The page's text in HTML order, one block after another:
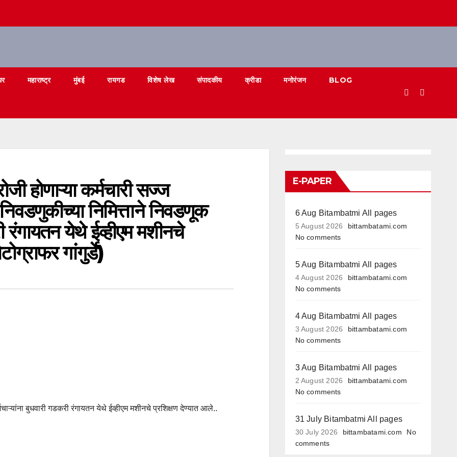
महाराष्ट्र मुंबई रायगड विशेष लेख संपादकीय क्रीडा मनोरंजन BLOG
होणाऱ्या कर्मचारी सज्ज
निमित्ताने निवडणूक
रंगायतन येथे ईव्हीएम मशीनचे
गांगुर्डे)
बुधवारी गडकरी रंगायतन येथे ईव्हीएम मशीनचे प्रशिक्षण देण्यात आले..
E-PAPER
6 Aug Bitambatmi All pages
5 August 2026
bittambatami.com
No comments
5 Aug Bitambatmi All pages
4 August 2026
bittambatami.com
No comments
4 Aug Bitambatmi All pages
3 August 2026
bittambatami.com
No comments
3 Aug Bitambatmi All pages
2 August 2026
bittambatami.com
No comments
31 July Bitambatmi All pages
30 July 2026 bittambatami.com
No
comments